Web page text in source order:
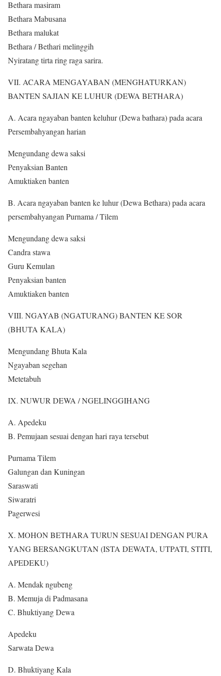
Bethara masiram
Bethara Mabusana
Bethara malukat
Bethara / Bethari melinggih
Nyiratang tirta ring raga sarira.
VII. ACARA MENGAYABAN (MENGHATURKAN)
BANTEN SAJIAN KE LUHUR (DEWA BETHARA)
A. Acara ngayaban banten keluhur (Dewa bathara) pada acara
Persembahyangan harian
Mengundang dewa saksi
Penyaksian Banten
Amuktiaken banten
B. Acara ngayaban banten ke luhur (Dewa Bethara) pada acara
persembahyangan Purnama / Tilem
Mengundang dewa saksi
Candra stawa
Guru Kemulan
Penyaksian banten
Amuktiaken banten
VIII. NGAYAB (NGATURANG) BANTEN KE SOR
(BHUTA KALA)
Mengundang Bhuta Kala
Ngayaban segehan
Metetabuh
IX. NUWUR DEWA / NGELINGGIHANG
A. Apedeku
B. Pemujaan sesuai dengan hari raya tersebut
Purnama Tilem
Galungan dan Kuningan
Saraswati
Siwaratri
Pagerwesi
X. MOHON BETHARA TURUN SESUAI DENGAN PURA
YANG BERSANGKUTAN (ISTA DEWATA, UTPATI, STITI,
APEDEKU)
A. Mendak ngubeng
B. Memuja di Padmasana
C. Bhuktiyang Dewa
Apedeku
Sarwata Dewa
D. Bhuktiyang Kala